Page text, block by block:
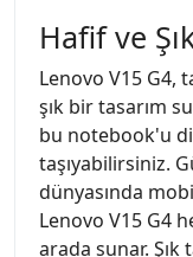
Hafif ve
Lenovo V15 G4,
şık bir tasarım
bu notebook'u
taşıyabilirsiniz.
dünyasında
Lenovo V15 G4
arada sunar. Şık